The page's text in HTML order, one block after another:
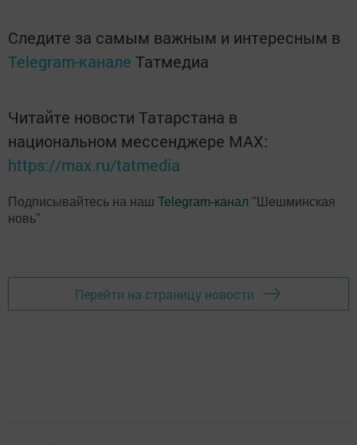
Следите за самым важным и интересным в
Telegram-канале Татмедиа
Читайте новости Татарстана в
национальном мессенджере MАХ:
https://max.ru/tatmedia
Подписывайтесь на наш Telegram-канал "Шешминская
новь"
Перейти на страницу новости